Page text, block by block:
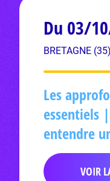
Du 03/
BRETAGNE (35)
Les
essentiels
entendre
VOIR